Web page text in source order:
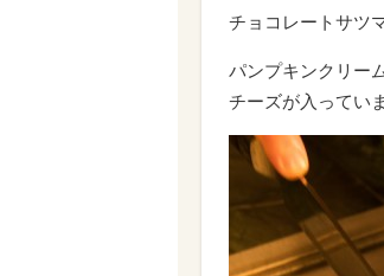
チョコレートサツ
パンプキンクリー
チーズが入ってい